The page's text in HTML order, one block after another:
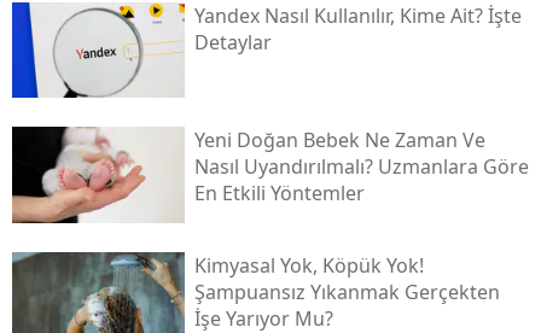
Yandex Nasıl Kullanılır, Kime Ait? İşte
Detaylar
Yeni Doğan Bebek Ne Zaman Ve
Nasıl Uyandırılmalı? Uzmanlara Göre
En Etkili Yöntemler
Kimyasal Yok, Köpük Yok!
Şampuansız Yıkanmak Gerçekten
İşe Yarıyor Mu?